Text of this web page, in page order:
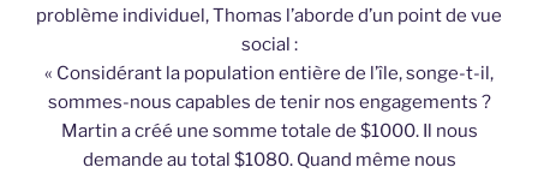
problème individuel, Thomas l’aborde d’un point de vue
social :
« Considérant la population entière de l’île, songe-t-il,
sommes-nous capables de tenir nos engagements ?
Martin a créé une somme totale de $1000. Il nous
demande au total $1080. Quand même nous